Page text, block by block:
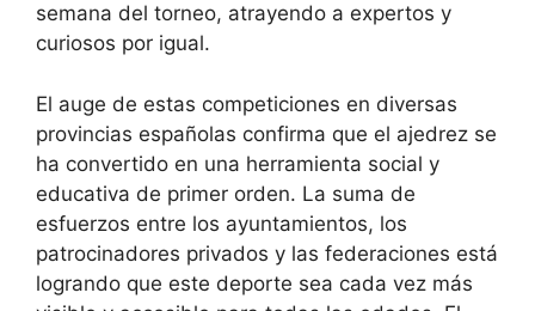
semana del torneo, atrayendo a expertos y
curiosos por igual.
El auge de estas competiciones en diversas
provincias españolas confirma que el ajedrez se
ha convertido en una herramienta social y
educativa de primer orden. La suma de
esfuerzos entre los ayuntamientos, los
patrocinadores privados y las federaciones está
logrando que este deporte sea cada vez más